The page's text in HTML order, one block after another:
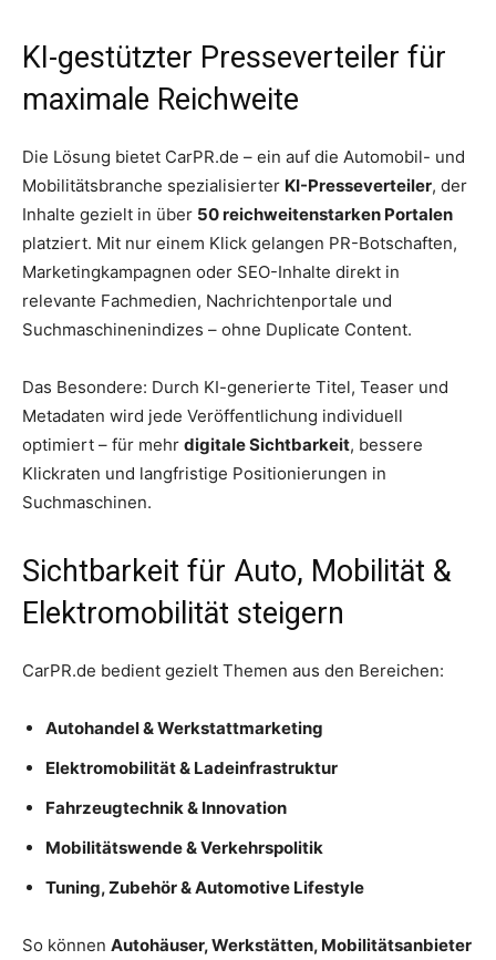
KI-gestützter Presseverteiler für
maximale Reichweite
Die Lösung bietet CarPR.de – ein auf die Automobil- und
Mobilitätsbranche spezialisierter KI-Presseverteiler, der
Inhalte gezielt in über 50 reichweitenstarken Portalen
platziert. Mit nur einem Klick gelangen PR-Botschaften,
Marketingkampagnen oder SEO-Inhalte direkt in
relevante Fachmedien, Nachrichtenportale und
Suchmaschinenindizes – ohne Duplicate Content.
Das Besondere: Durch KI-generierte Titel, Teaser und
Metadaten wird jede Veröffentlichung individuell
optimiert – für mehr digitale Sichtbarkeit, bessere
Klickraten und langfristige Positionierungen in
Suchmaschinen.
Sichtbarkeit für Auto, Mobilität &
Elektromobilität steigern
CarPR.de bedient gezielt Themen aus den Bereichen:
Autohandel & Werkstattmarketing
Elektromobilität & Ladeinfrastruktur
Fahrzeugtechnik & Innovation
Mobilitätswende & Verkehrspolitik
Tuning, Zubehör & Automotive Lifestyle
So können Autohäuser, Werkstätten, Mobilitätsanbieter